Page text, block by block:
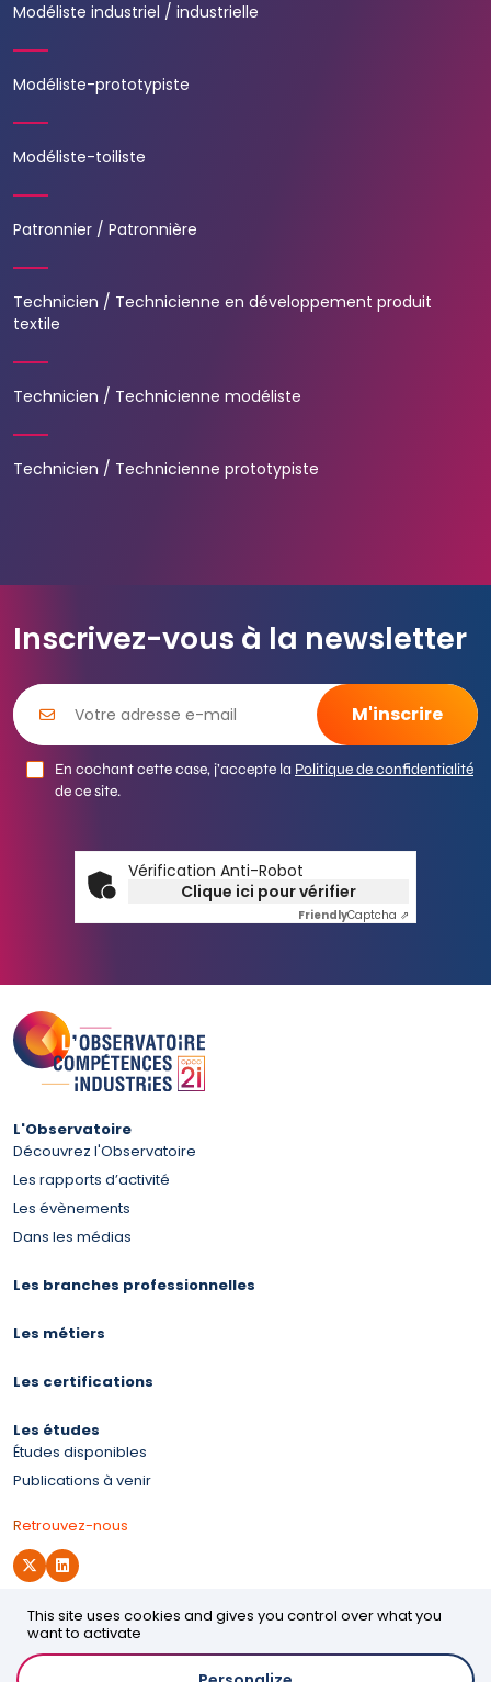
Modéliste industriel / industrielle
Modéliste-prototypiste
Modéliste-toiliste
Patronnier / Patronnière
Technicien / Technicienne en développement produit
textile
Technicien / Technicienne modéliste
Technicien / Technicienne prototypiste
Inscrivez-vous à la newsletter
En cochant cette case, j’accepte la Politique de confidentialité
de ce site.
Vérification Anti-Robot
Clique ici pour vérifier
FriendlyCaptcha ⇗
L'Observatoire
Découvrez l'Observatoire
Les rapports d’activité
Les évènements
Dans les médias
Les branches professionnelles
Les métiers
Les certifications
Les études
Études disponibles
Publications à venir
Retrouvez-nous
Site d'OPCO 2i
This site uses cookies and gives you control over what you
want to activate